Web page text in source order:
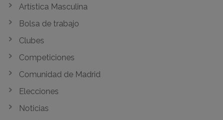
Artística Masculina
Bolsa de trabajo
Clubes
Competiciones
Comunidad de Madrid
Elecciones
Noticias